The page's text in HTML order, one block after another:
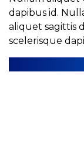
dapibus id.
aliquet sagittis
scelerisque